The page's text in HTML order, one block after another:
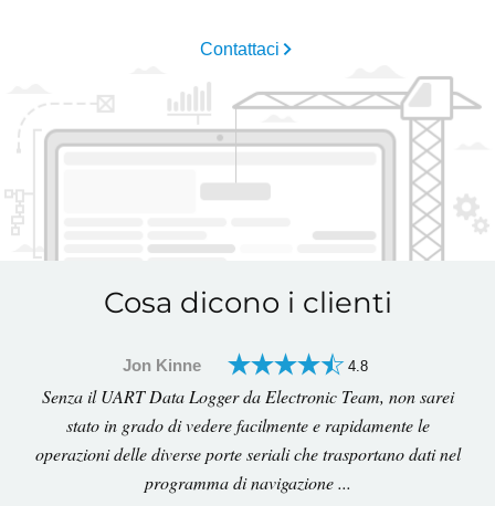
Contattaci
Cosa dicono i clienti
Jon Kinne 4.8
Senza il UART Data Logger da Electronic Team, non sarei
stato in grado di vedere facilmente e rapidamente le
operazioni delle diverse porte seriali che trasportano dati nel
programma di navigazione ...